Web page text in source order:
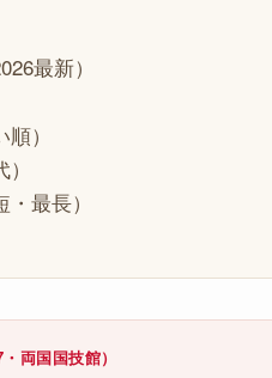
最新）
）
最長）
両国国技館）